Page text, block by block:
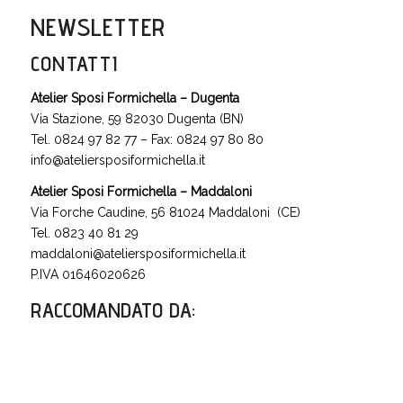
NEWSLETTER
CONTATTI
Atelier Sposi Formichella – Dugenta
Via Stazione, 59 82030 Dugenta (BN)
Tel. 0824 97 82 77 – Fax: 0824 97 80 80
info@ateliersposiformichella.it
Atelier Sposi Formichella – Maddaloni
Via Forche Caudine, 56 81024 Maddaloni (CE)
Tel. 0823 40 81 29
maddaloni@ateliersposiformichella.it
P.IVA 01646020626
RACCOMANDATO DA: